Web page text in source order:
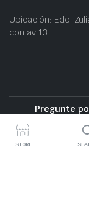
Ubicación: Edo.
con av 13.
Pregunte
STORE